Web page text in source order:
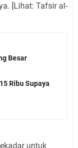
[Lihat: Tafsir al-
Besar
Ribu Supaya
untuk